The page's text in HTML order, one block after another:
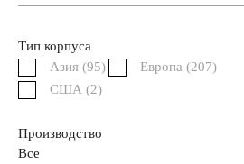
Аккумуляторы для
Тип корпуса
Азия (95) Европа (207)
США (2)
Производство
Все